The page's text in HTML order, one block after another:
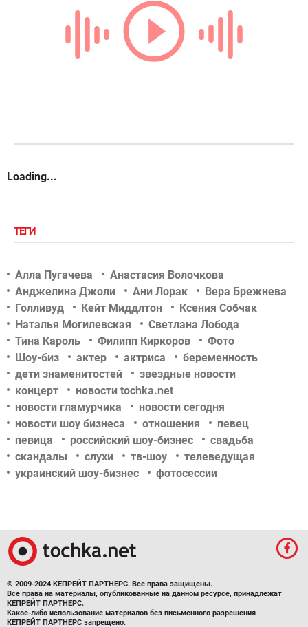
Loading...
ТЕГИ
Алла Пугачева
Анастасия Волочкова
Анджелина Джоли
Ани Лорак
Вера Брежнева
Голливуд
Кейт Миддлтон
Ксения Собчак
Наталья Могилевская
Светлана Лобода
Тина Кароль
Филипп Киркоров
Фото
Шоу-биз
актер актриса
беременность
дети знаменитостей
звездные новости
концерт
новости tochka.net
новости гламурчика
новости сегодня
новости шоу бизнеса
отношения
певец
певица
российский шоу-бизнес
свадьба
скандалы
слухи тв-шоу
телеведущая
украинский шоу-бизнес
фотосессии
© 2009-2024 КЕПРЕЙТ ПАРТНЕРС. Все права защищены.
Все права на материалы, опубликованные на данном ресурсе, принадлежат
КЕПРЕЙТ ПАРТНЕРС.
Какое-либо использование материалов без письменного разрешения
КЕПРЕЙТ ПАРТНЕРС запрещено.